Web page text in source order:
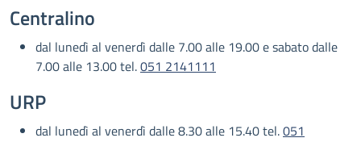
Centralino
dal lunedì al venerdì dalle 7.00 alle 19.00 e sabato dalle
7.00 alle 13.00 tel.051 2141111
URP
dal lunedì al venerdì dalle 8.30 alle 15.40 tel.051